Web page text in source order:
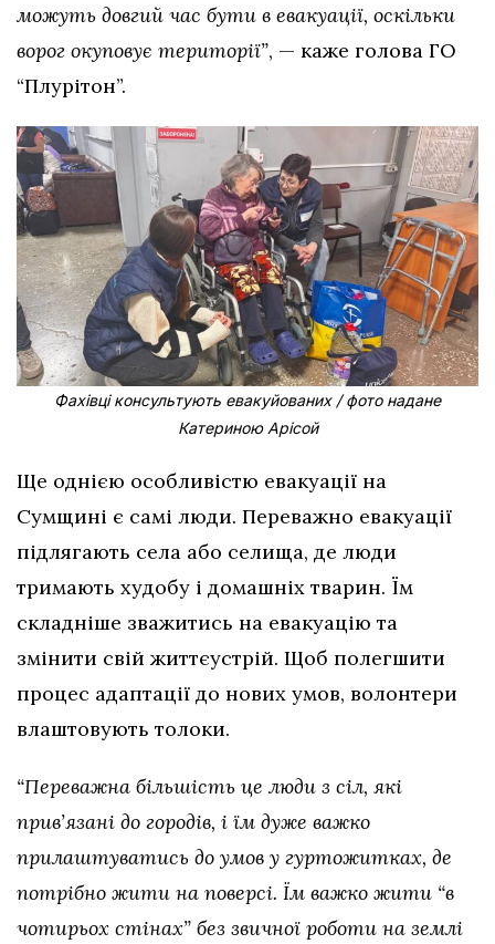
можуть довгий час бути в евакуації, оскільки
ворог окуповує території”, — каже голова ГО
“Плурітон”.
Фахівці консультують евакуйованих / фото надане
Катериною Арісой
Ще однією особливістю евакуації на
Сумщині є самі люди. Переважно евакуації
підлягають села або селища, де люди
тримають худобу і домашніх тварин. Їм
складніше зважитись на евакуацію та
змінити свій життєустрій. Щоб полегшити
процес адаптації до нових умов, волонтери
влаштовують толоки.
“Переважна більшість це люди з сіл, які
прив’язані до городів, і їм дуже важко
прилаштуватись до умов у гуртожитках, де
потрібно жити на поверсі. Їм важко жити “в
чотирьох стінах” без звичної роботи на землі